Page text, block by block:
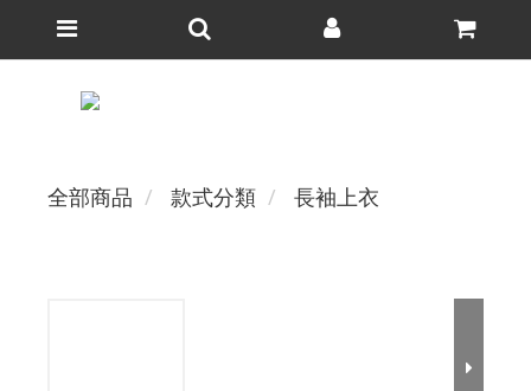
全部商品 款式分類 長袖上衣